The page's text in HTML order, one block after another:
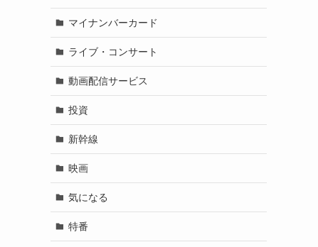
マイナンバーカード
ライブ・コンサート
動画配信サービス
投資
新幹線
映画
気になる
特番